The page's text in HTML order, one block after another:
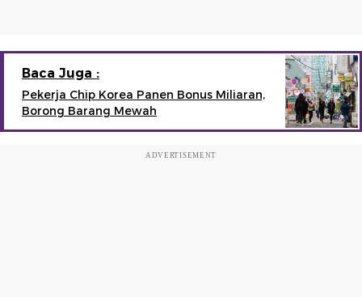
Baca Juga :
Pekerja Chip Korea Panen Bonus Miliaran,
Borong Barang Mewah
ADVERTISEMENT